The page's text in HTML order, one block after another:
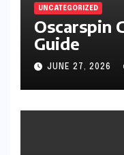
UNCATEGORIZED
Oscarspin
Guide
JUNE 27, 2026